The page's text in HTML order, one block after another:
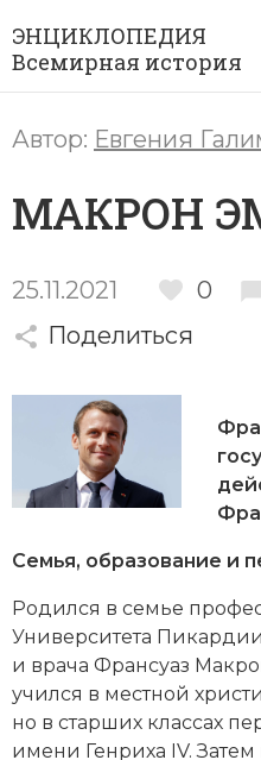
ЭНЦИКЛОПЕДИЯ
Всемирная история
Азия
Археология
Африка
Византия
Военная история
Европа
Империи
Историческая
Периоды
История Древнего мира
История Средних веков
Новая история
Ф Ч
Я
Вход для экспертов
Автор: Евгения
МАКРОН
25.11.2021 0
Поделиться
Семья, образование и
Родился в семье
Университета
и врача Франсуаз
учился в местной
но в старших классах
имени Генриха IV.